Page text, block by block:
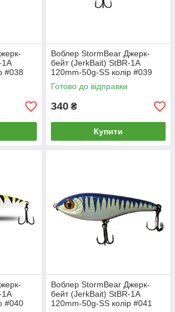
#038
Воблер StormBear Джерк-
бейт (JerkBait) StBR-1A
120mm-50g-SS колір #039
Готово до відправки
340 ₴
Купити
#040
Воблер StormBear Джерк-
бейт (JerkBait) StBR-1A
120mm-50g-SS колір #041